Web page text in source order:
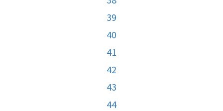
39
40
41
42
43
44